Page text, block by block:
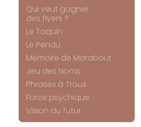
Qui veut gagner
des flyers ?
Le Taquin
Le Pendu
Mémoire de Marabout
Jeu des Noms
Phrases à Trous
Force psychique
Vision du futur